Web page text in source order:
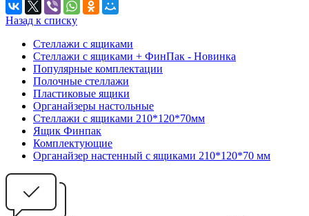
Назад к списку
Стеллажи с ящиками
Стеллажи с ящиками + ФинПак - Новинка
Популярные комплектации
Полочные стеллажи
Пластиковые ящики
Органайзеры настольные
Стеллажи с ящиками 210*120*70мм
Ящик Финпак
Комплектующие
Органайзер настенный с ящиками 210*120*70 мм